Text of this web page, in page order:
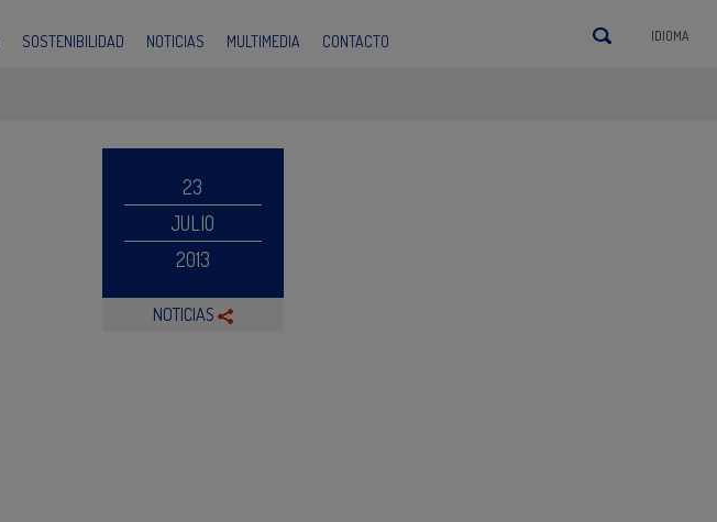
SOSTENIBILIDAD NOTICIAS MULTIMEDIA CONTACTO IDIOMA
23
JULIO
2013
NOTICIAS